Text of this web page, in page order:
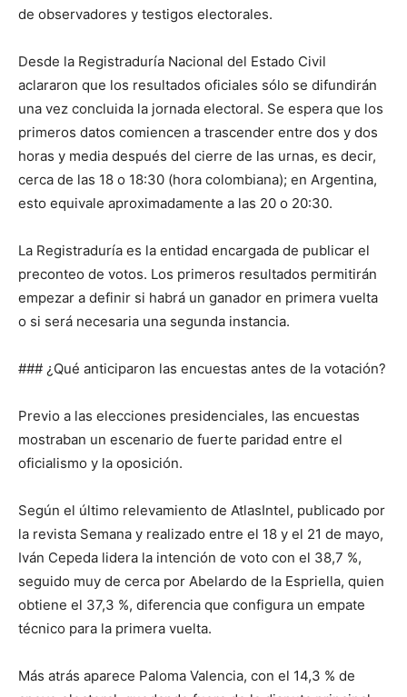
de observadores y testigos electorales.
Desde la Registraduría Nacional del Estado Civil
aclararon que los resultados oficiales sólo se difundirán
una vez concluida la jornada electoral. Se espera que los
primeros datos comiencen a trascender entre dos y dos
horas y media después del cierre de las urnas, es decir,
cerca de las 18 o 18:30 (hora colombiana); en Argentina,
esto equivale aproximadamente a las 20 o 20:30.
La Registraduría es la entidad encargada de publicar el
preconteo de votos. Los primeros resultados permitirán
empezar a definir si habrá un ganador en primera vuelta
o si será necesaria una segunda instancia.
### ¿Qué anticiparon las encuestas antes de la votación?
Previo a las elecciones presidenciales, las encuestas
mostraban un escenario de fuerte paridad entre el
oficialismo y la oposición.
Según el último relevamiento de AtlasIntel, publicado por
la revista Semana y realizado entre el 18 y el 21 de mayo,
Iván Cepeda lidera la intención de voto con el 38,7 %,
seguido muy de cerca por Abelardo de la Espriella, quien
obtiene el 37,3 %, diferencia que configura un empate
técnico para la primera vuelta.
Más atrás aparece Paloma Valencia, con el 14,3 % de